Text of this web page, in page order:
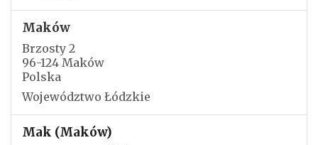
Maków
Brzosty 2
96-124 Maków
Polska
Województwo Łódzkie
Mak (Maków)